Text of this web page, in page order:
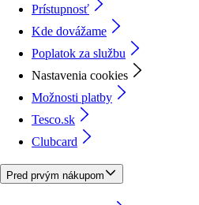
Prístupnosť
Kde dovážame
Poplatok za službu
Nastavenia cookies
Možnosti platby
Tesco.sk
Clubcard
Pred prvým nákupom